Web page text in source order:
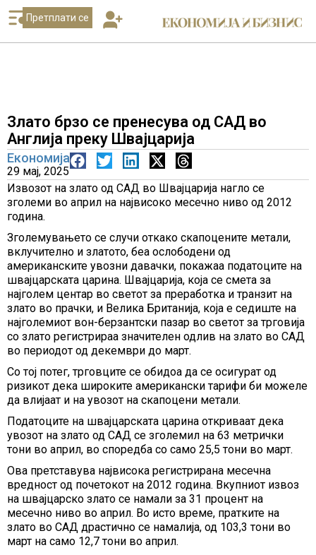
Претплати се
Злато брзо се пренесува од САД во
Англија преку Швајцарија
Економија
29 мај, 2025
Извозот на злато од САД во Швајцарија нагло се
зголеми во април на највисоко месечно ниво од 2012
година.
Зголемувањето се случи откако скапоцените метали,
вклучително и златото, беа ослободени од
американските увозни давачки, покажаа податоците на
швајцарската царина. Швајцарија, која се смета за
најголем центар во светот за преработка и транзит на
злато во прачки, и Велика Британија, која е седиште на
најголемиот вон-берзантски пазар во светот за трговија
со злато регистрираа значителен одлив на злато во САД
во периодот од декември до март.
Со тој потег, трговците се обидоа да се осигурат од
ризикот дека широките американски тарифи би можеле
да влијаат и на увозот на скапоцени метали.
Податоците на швајцарската царина откриваат дека
увозот на злато од САД се зголемил на 63 метрички
тони во април, во споредба со само 25,5 тони во март.
Ова претставува највисока регистрирана месечна
вредност од почетокот на 2012 година. Вкупниот извоз
на швајцарско злато се намали за 31 процент на
месечно ниво во април. Во исто време, пратките на
злато во САД драстично се намалија, од 103,3 тони во
март на само 12,7 тони во април.